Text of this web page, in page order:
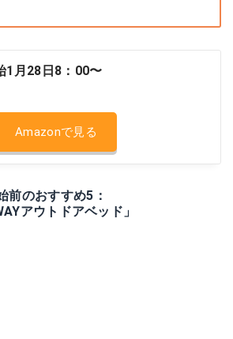
1月28日8：00〜
Amazonで見る
前のおすすめ5：
アウトドアベッド」